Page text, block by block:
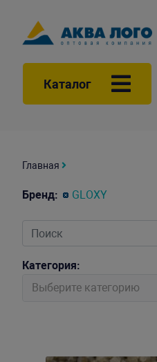
Каталог
Главная
Бренд: GLOXY
Категория:
Выберите категорию